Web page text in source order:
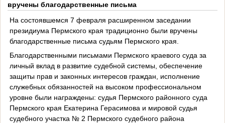
вручены благодарственные письма
На состоявшемся 7 февраля расширенном заседании
президиума Пермского края традиционно были вручены
благодарственные письма судьям Пермского края.
Благодарственными письмами Пермского краевого суда за
личный вклад в развитие судебной системы, обеспечение
защиты прав и законных интересов граждан, исполнение
служебных обязанностей на высоком профессиональном
уровне были награждены: судья Пермского районного суда
Пермского края Екатерина Герасимова и мировой судья
судебного участка № 2 Пермского судебного района